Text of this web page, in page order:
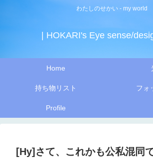
わたしのせかい - my world
| HOKARI's Eye sense/
Home
持ち物リスト フォ
Profile
[Hy]さて、これかも公私混同